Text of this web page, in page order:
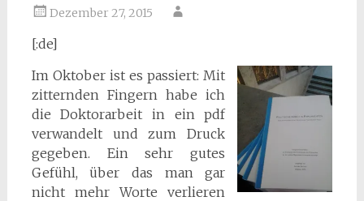
Dezember 27, 2015
[:de]
Im Oktober ist es passiert: Mit
zitternden Fingern habe ich
die Doktorarbeit in ein pdf
verwandelt und zum Druck
gegeben. Ein sehr gutes
Gefühl, über das man gar
nicht mehr Worte verlieren